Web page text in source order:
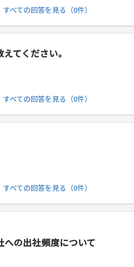
すべての回答を見る（0件）
てください。
すべての回答を見る（0件）
すべての回答を見る（0件）
への出社頻度について